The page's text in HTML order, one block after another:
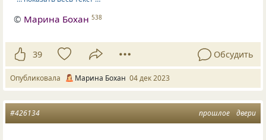
© Марина Бохан 538
39 Обсудить
Опубликовала Марина Бохан 04 дек 2023
прошлое двери
#426134